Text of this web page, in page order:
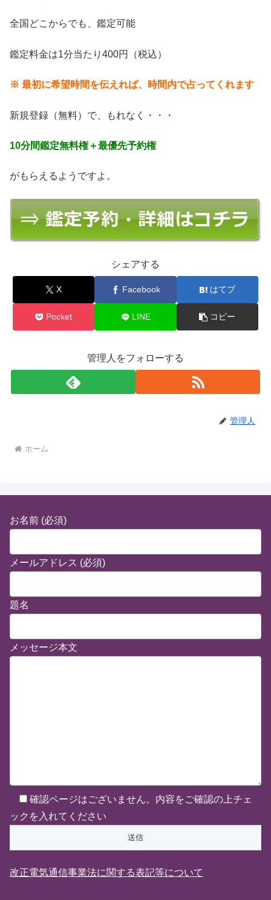
全国どこからでも、鑑定可能
鑑定料金は1分当たり400円（税込）
※ 最初に希望時間を伝えれば、時間内で占ってくれます
新規登録（無料）で、もれなく・・・
10分間鑑定無料権＋最優先予約権
がもらえるようですよ。
シェアする
X Facebook はてブ
Pocket LINE コピー
管理人をフォローする
管理人
ホーム
お名前 (必須)
メールアドレス (必須)
題名
メッセージ本文
確認ページはございません。内容をご確認の上チェ
ックを入れてください
改正電気通信事業法に関する表記等について